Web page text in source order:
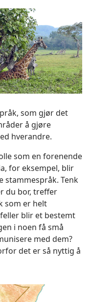
som gjør det
å gjøre
hverandre.
som en forenende
for eksempel, blir
stammespråk. Tenk
du bor, treffer
som er helt
blir et bestemt
i noen få små
med dem?
det er så nyttig å